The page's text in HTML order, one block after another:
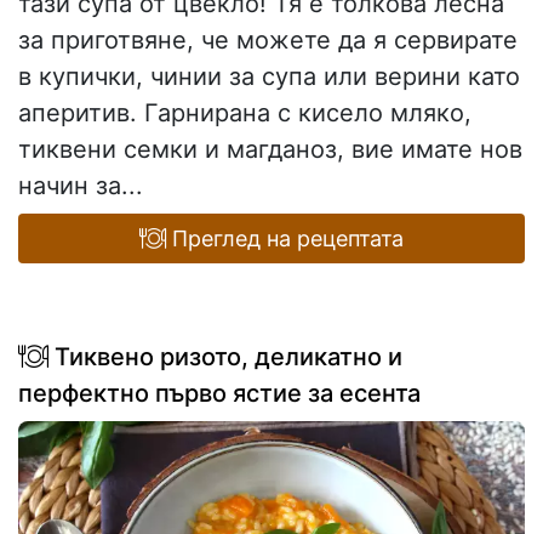
за приготвяне, че можете да я сервирате
в купички, чинии за супа или верини като
аперитив. Гарнирана с кисело мляко,
тиквени семки и магданоз, вие имате нов
начин за...
Преглед на рецептата
Тиквено ризото, деликатно и
перфектно първо ястие за есента